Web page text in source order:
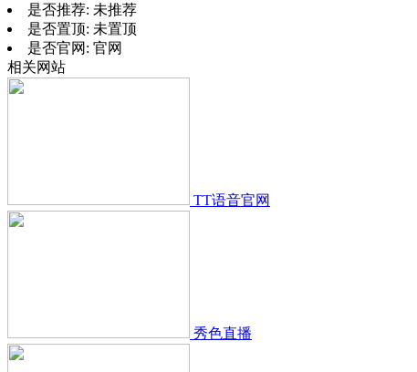
是否推荐: 未推荐
是否置顶: 未置顶
是否官网: 官网
相关网站
TT语音官网
秀色直播